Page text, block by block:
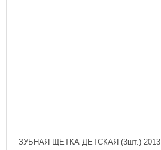
ЗУБНАЯ ЩЕТКА ДЕТСКАЯ (3шт.) 2013